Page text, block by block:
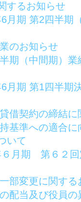
するお知らせ
月期 第2四半期
のお知らせ
期（中間期）
月期 第1四半期
借契約の締結に
持基準への適合
いて
６月期 第６２
部変更に関する
配当及び役員